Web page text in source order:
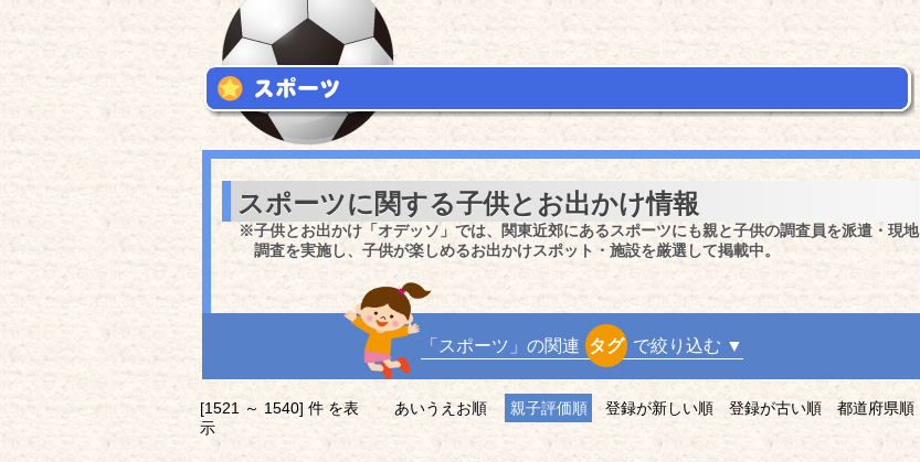
スポーツに関する子供とお出かけ情報
※子供とお出かけ「オデッソ」では、関東近郊にあるスポーツにも親と子供の調査員を派遣・現地
調査を実施し、子供が楽しめるお出かけスポット・施設を厳選して掲載中。
「スポーツ」の関連 タグ で絞り込む ▼
[1521 ～ 1540] 件 を表
示
あいうえお順 親子評価順 登録が新しい順 登録が古い順 都道府県順